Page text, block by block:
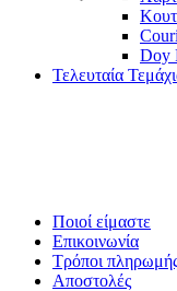
Doy
Τελευταία
Ποιοί είμαστε
Επικοινωνία
Τρόποι
Αποστολές